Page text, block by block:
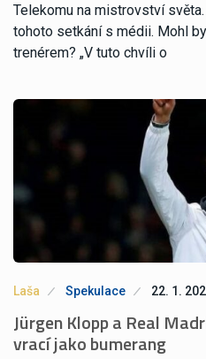
Telekomu na mistrovství
tohoto setkání s médii. Mohl
trenérem? „V tuto chvíli o
Laša Spekulace 22. 1.
Jürgen Klopp a Real
vrací jako bumerang